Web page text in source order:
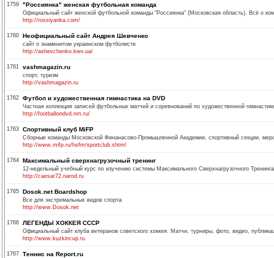
1759 "Россиянка" женская футбольная команда
Официальный сайт женской футбольной команды "Россиянка" (Московская область). Всё о
http://rossiyanka.com/
1760 Неофициальный сайт Андрея Шевченко
сайт о знаменитом украинском футболисте
http://ashevchenko.kiev.ua/
1761 vashmagazin.ru
спорт, туризм
http://vashmagazin.ru
1762 Футбол и художественная гимнастика на DVD
Частная коллекция записей футбольных матчей и соревнований по художественной
http://footballondvd.nm.ru/
1763 Спортивный клуб MiFP
Сборные команды Московской Финанасово-Промышленной Академии, спортивный секции,
http://www.mifp.ru/hsfm/sportclub.shtml
1764 Максимальный сверхнагрузочный тренинг
12-недельный учебный курс по изучению системы Максимального Сверхнагрузочного
http://caesar72.narod.ru
1765 Dosok.net Boardshop
Все для экстремальных видов спорта
http://www.Dosok.net
1766 ЛЕГЕНДЫ ХОККЕЯ СССР
Официальный сайт клуба ветеранов советского хоккея. Матчи, турниры, фото, видео,
http://www.kuzkincup.ru
1767 Теннис на Report.ru